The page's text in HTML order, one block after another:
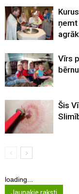
Vīrs
Šis
loading...